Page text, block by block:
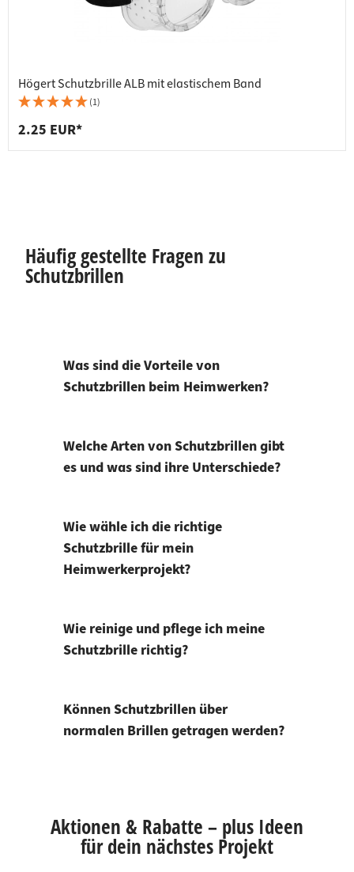
Högert Schutzbrille ALB mit elastischem Band
(1)
2.25 EUR*
Häufig gestellte Fragen zu
Schutzbrillen
Was sind die Vorteile von
Schutzbrillen beim Heimwerken?
Welche Arten von Schutzbrillen gibt
es und was sind ihre Unterschiede?
Wie wähle ich die richtige
Schutzbrille für mein
Heimwerkerprojekt?
Wie reinige und pflege ich meine
Schutzbrille richtig?
Können Schutzbrillen über
normalen Brillen getragen werden?
Aktionen & Rabatte – plus Ideen
für dein nächstes Projekt